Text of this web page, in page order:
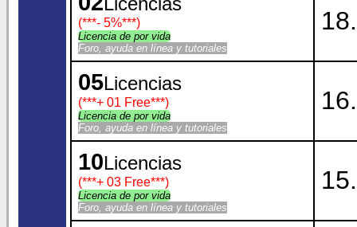
(***- 5%***)
Licencia de por vida
Foro, ayuda en línea y tutoriales
18.
05Licencias
(***+ 01 Free***)
Licencia de por vida
Foro, ayuda en línea y tutoriales
16.
10Licencias
(***+ 03 Free***)
Licencia de por vida
Foro, ayuda en línea y tutoriales
15.